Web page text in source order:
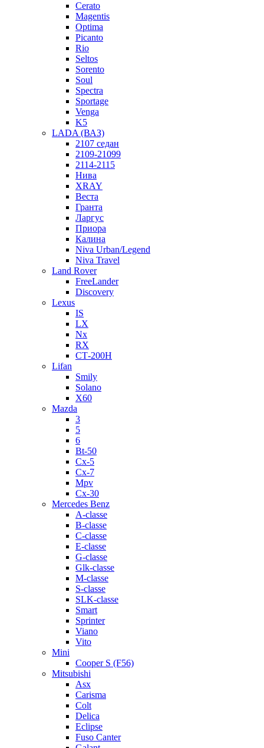
Cerato
Magentis
Optima
Picanto
Rio
Seltos
Sorento
Soul
Spectra
Sportage
Venga
K5
LADA (ВАЗ)
2107 седан
2109-21099
2114-2115
Нива
XRAY
Веста
Гранта
Ларгус
Приора
Калина
Niva Urban/Legend
Niva Travel
Land Rover
FreeLander
Discovery
Lexus
IS
LX
Nx
RX
СТ-200H
Lifan
Smily
Solano
X60
Mazda
3
5
6
Bt-50
Cx-5
Cx-7
Mpv
Cx-30
Mercedes Benz
A-classe
B-classe
C-classe
E-classe
G-classe
Glk-classe
M-classe
S-classe
SLK-classe
Smart
Sprinter
Viano
Vito
Mini
Cooper S (F56)
Mitsubishi
Asx
Carisma
Colt
Delica
Eclipse
Fuso Canter